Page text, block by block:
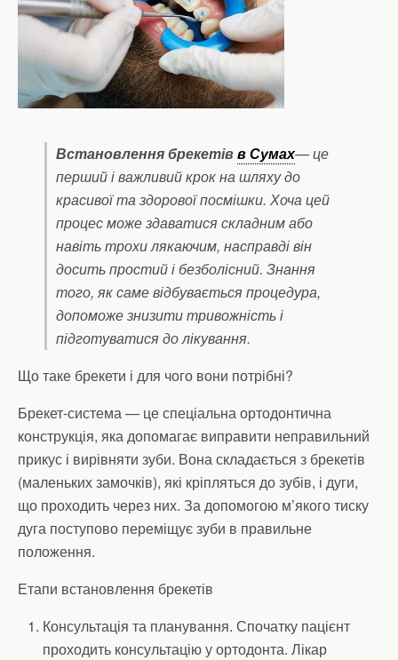
Встановлення брекетівв Сумах— це
перший і важливий крок на шляху до
красивої та здорової посмішки. Хоча цей
процес може здаватися складним або
навіть трохи лякаючим, насправді він
досить простий і безболісний. Знання
того, як саме відбувається процедура,
допоможе знизити тривожність і
підготуватися до лікування.
Що таке брекети і для чого вони потрібні?
Брекет-система — це спеціальна ортодонтична
конструкція, яка допомагає виправити неправильний
прикус і вирівняти зуби. Вона складається з брекетів
(маленьких замочків), які кріпляться до зубів, і дуги,
що проходить через них. За допомогою м’якого тиску
дуга поступово переміщує зуби в правильне
положення.
Етапи встановлення брекетів
Консультація та планування. Спочатку пацієнт
проходить консультацію у ортодонта. Лікар